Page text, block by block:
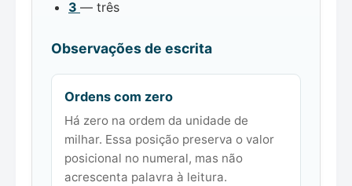
3 — três
Observações de escrita
Ordens com zero
Há zero na ordem da unidade de
milhar. Essa posição preserva o valor
posicional no numeral, mas não
acrescenta palavra à leitura.